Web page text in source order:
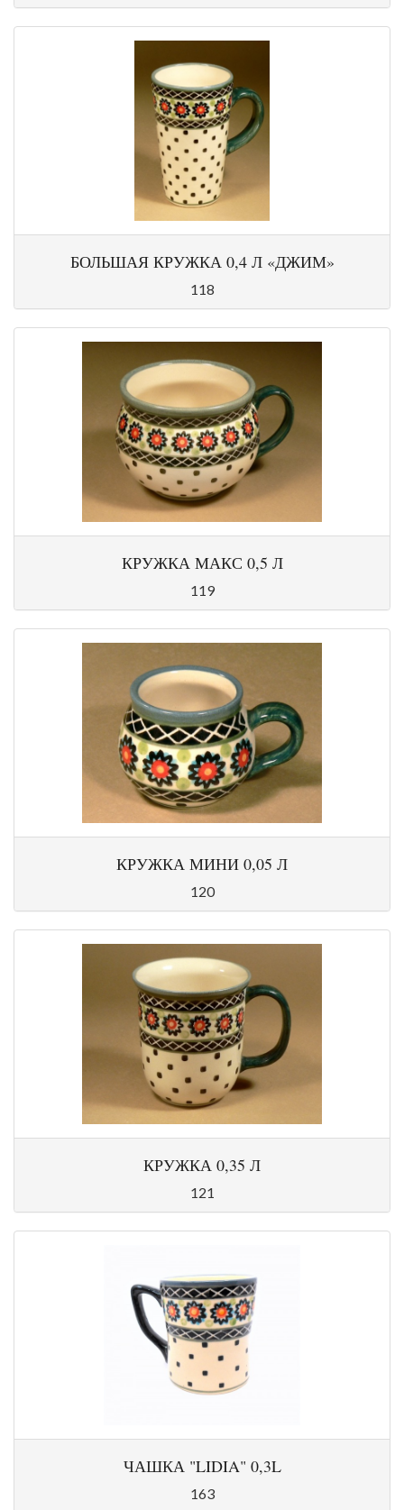
БОЛЬШАЯ КРУЖКА 0,4 Л «ДЖИМ»
118
КРУЖКА МАКС 0,5 Л
119
КРУЖКА МИНИ 0,05 Л
120
КРУЖКА 0,35 Л
121
ЧАШКА "LIDIA" 0,3L
163